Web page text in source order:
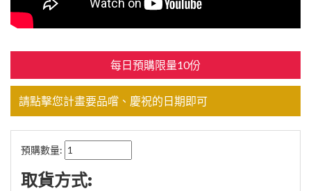
每日預購限量10份
請點擊您計畫要品嚐、慶祝的日期即可
預購數量:
取貨方式: